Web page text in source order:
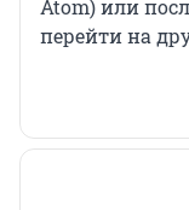
Atom) или
перейти на